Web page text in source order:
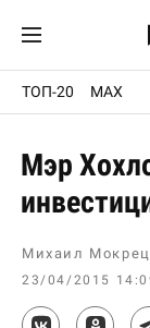
ТОП-20 MAX
Мэр
Михаил
23/04/2015